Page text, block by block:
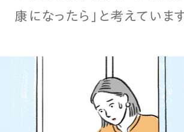
康になったら」と考えています